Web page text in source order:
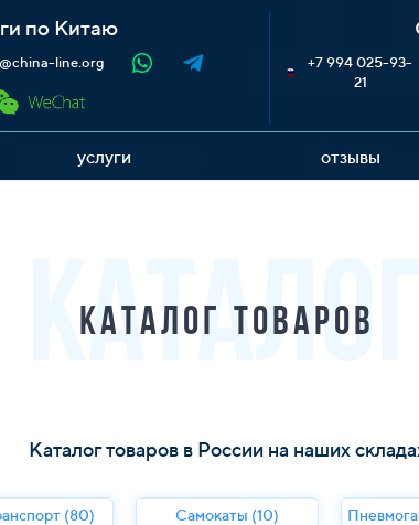
по Китаю
line.org
+7 994 025-93-
21
услуги отзывы
КАТАЛОГ
Каталог товаров
Каталог товаров в России на наших
(80) Самокаты (10)